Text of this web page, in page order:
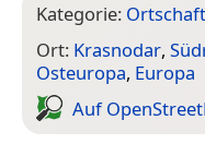
Kategorie: Ortschaft
Ort: Krasnodar,
Osteuropa, Europa
Auf